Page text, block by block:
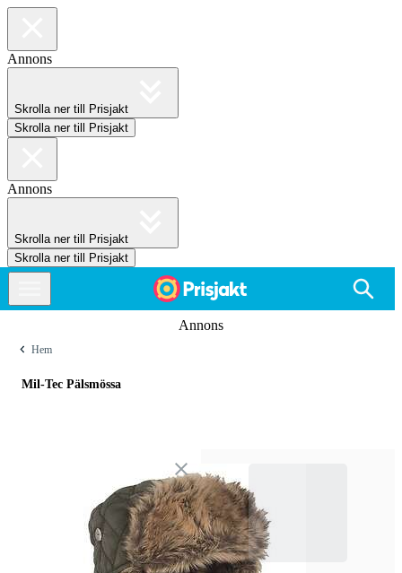
Annons
Skrolla ner till Prisjakt
Skrolla ner till Prisjakt
Annons
Skrolla ner till Prisjakt
Skrolla ner till Prisjakt
Annons
Hem
Mil-Tec Pälsmössa